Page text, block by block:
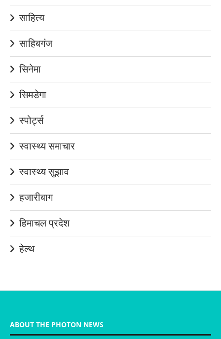
साहित्य
साहिबगंज
सिनेमा
सिमडेगा
स्पोर्ट्स
स्वास्थ्य समाचार
स्वास्थ्य सुझाव
हजारीबाग
हिमाचल प्रदेश
हेल्थ
ABOUT THE PHOTON NEWS